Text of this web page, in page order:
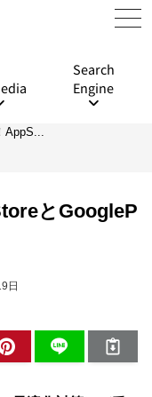
Search
Engine
AppS...
とGoogleP
日